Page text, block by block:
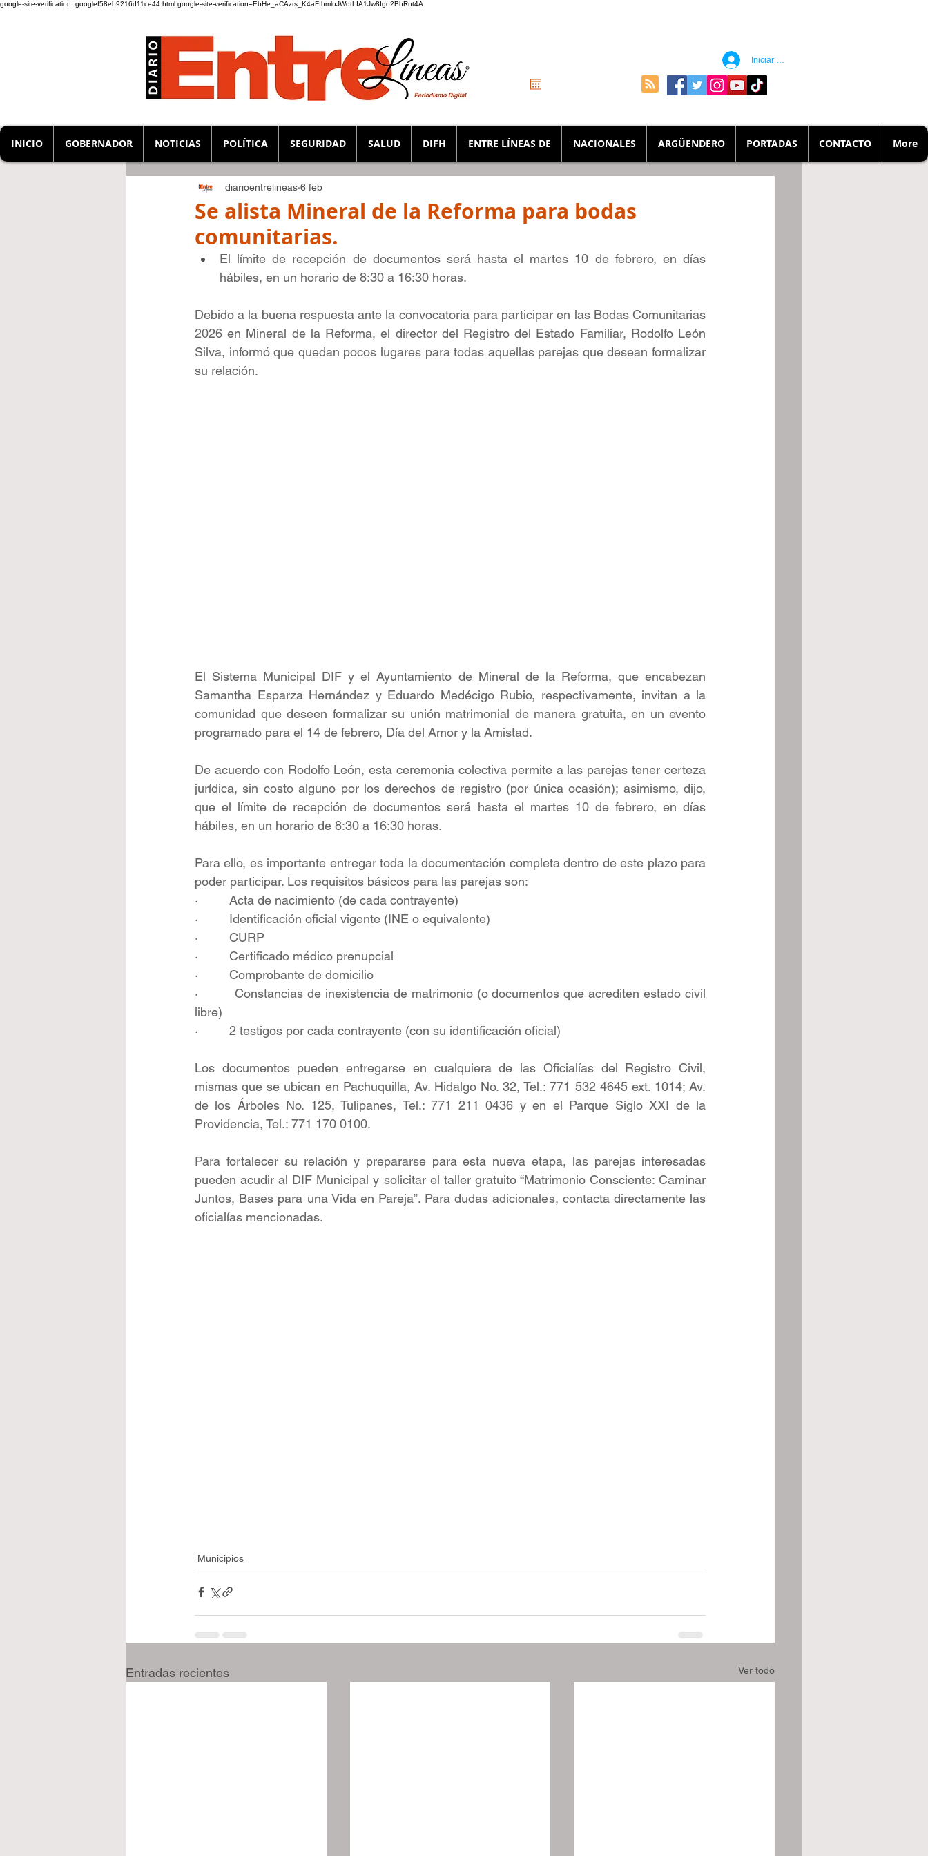
google-site-verification: googlef58eb9216d11ce44.html google-site-verification=EbHe_aCAzrs_K4aFIhmluJWdtLIA1Jw8Igo2BhRnt4A
Iniciar sesión
INICIO GOBERNADOR NOTICIAS POLÍTICA SEGURIDAD SALUD DIFH ENTRE LÍNEAS DE NACIONALES ARGÜENDERO PORTADAS CONTACTO More
Se alista Mineral de la Reforma para bodas
comunitarias.
diarioentrelineas 6 feb
El límite de recepción de documentos será hasta el martes 10 de febrero, en días
hábiles, en un horario de 8:30 a 16:30 horas.
Debido a la buena respuesta ante la convocatoria para participar en las Bodas Comunitarias
2026 en Mineral de la Reforma, el director del Registro del Estado Familiar, Rodolfo León
Silva, informó que quedan pocos lugares para todas aquellas parejas que desean formalizar
su relación.
El Sistema Municipal DIF y el Ayuntamiento de Mineral de la Reforma, que encabezan
Samantha Esparza Hernández y Eduardo Medécigo Rubio, respectivamente, invitan a la
comunidad que deseen formalizar su unión matrimonial de manera gratuita, en un evento
programado para el 14 de febrero, Día del Amor y la Amistad.
De acuerdo con Rodolfo León, esta ceremonia colectiva permite a las parejas tener certeza
jurídica, sin costo alguno por los derechos de registro (por única ocasión); asimismo, dijo,
que el límite de recepción de documentos será hasta el martes 10 de febrero, en días
hábiles, en un horario de 8:30 a 16:30 horas.
Para ello, es importante entregar toda la documentación completa dentro de este plazo para
poder participar. Los requisitos básicos para las parejas son:
·         Acta de nacimiento (de cada contrayente)
·         Identificación oficial vigente (INE o equivalente)
·         CURP
·         Certificado médico prenupcial
·         Comprobante de domicilio
·         Constancias de inexistencia de matrimonio (o documentos que acrediten estado civil
libre)
·         2 testigos por cada contrayente (con su identificación oficial)
Los documentos pueden entregarse en cualquiera de las Oficialías del Registro Civil,
mismas que se ubican en Pachuquilla, Av. Hidalgo No. 32, Tel.: 771 532 4645 ext. 1014; Av.
de los Árboles No. 125, Tulipanes, Tel.: 771 211 0436 y en el Parque Siglo XXI de la
Providencia, Tel.: 771 170 0100.
Para fortalecer su relación y prepararse para esta nueva etapa, las parejas interesadas
pueden acudir al DIF Municipal y solicitar el taller gratuito “Matrimonio Consciente: Caminar
Juntos, Bases para una Vida en Pareja”. Para dudas adicionales, contacta directamente las
oficialías mencionadas.
Municipios
Entradas recientes Ver todo